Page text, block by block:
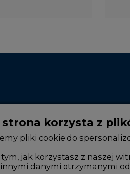
Rok 2025
strona korzysta z
pliki cookie do
jak korzystasz z naszej
danymi otrzymanymi